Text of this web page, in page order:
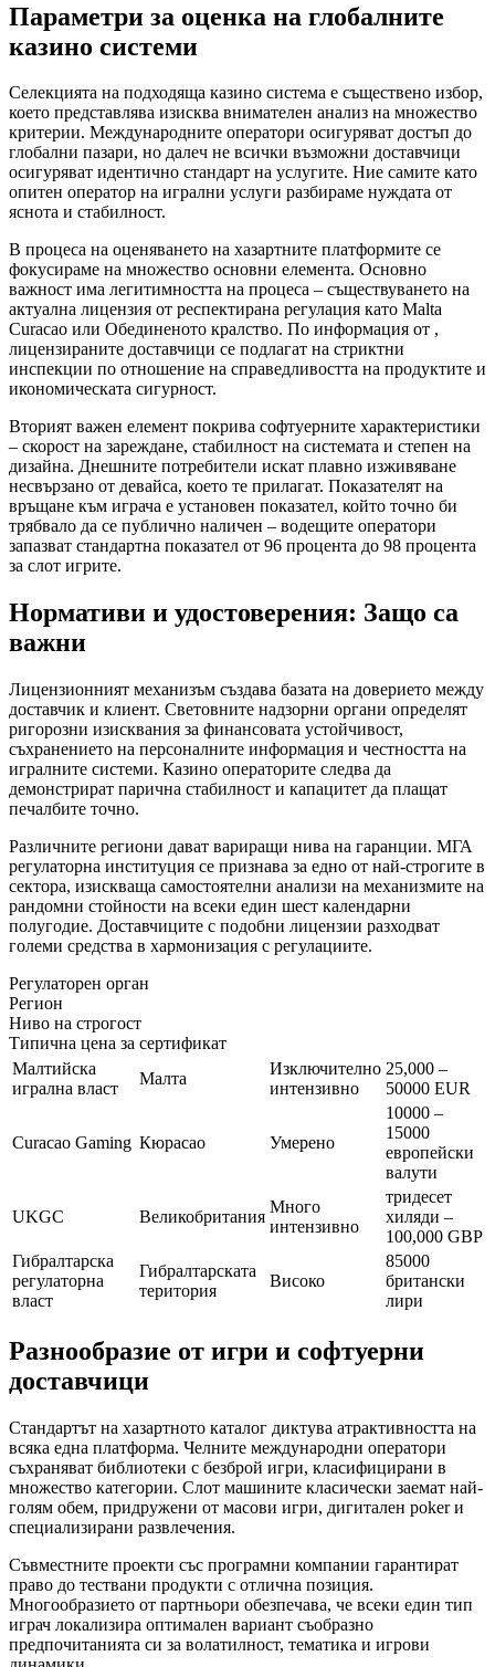
Параметри за оценка на глобалните
казино системи
Селекцията на подходящa казино система е съществено избор,
което представлява изисква внимателен анализ на множество
критерии. Международните оператори осигуряват достъп до
глобални пазари, но далеч не всички възможни доставчици
осигуряват идентично стандарт на услугите. Ние самите като
опитен оператор на игрални услуги разбираме нуждата от
яснота и стабилност.
В процеса на оценяването на хазартните платформите се
фокусираме на множество основни елемента. Основно
важност има легитимността на процеса – съществуването на
актуална лицензия от респектирана регулация като Malta
Curacao или Обединеното кралство. По информация от ,
лицензираните доставчици се подлагат на стриктни
инспекции по отношение на справедливостта на продуктите и
икономическата сигурност.
Вторият важен елемент покрива софтуерните характеристики
– скорост на зареждане, стабилност на системата и степен на
дизайна. Днешните потребители искат плавно изживяване
несвързано от девайса, което те прилагат. Показателят на
връщане към играча е установен показател, който точно би
трябвало да се публично наличен – водещите оператори
запазват стандартна показател от 96 процента до 98 процента
за слот игрите.
Нормативи и удостоверения: Защо са
важни
Лицензионният механизъм създава базата на доверието между
доставчик и клиент. Световните надзорни органи определят
ригорозни изисквания за финансовата устойчивост,
съхранението на персоналните информация и честността на
игралните системи. Казино операторите следва да
демонстрират парична стабилност и капацитет да плащат
печалбите точно.
Различните региони дават вариращи нива на гаранции. МГА
регулаторна институция се признава за едно от най-строгите в
сектора, изискваща самостоятелни анализи на механизмите на
рандомни стойности на всеки един шест календарни
полугодие. Доставчиците с подобни лицензии разходват
големи средства в хармонизация с регулациите.
Регулаторен орган
Регион
Ниво на строгост
Типична цена за сертификат
Малтийска
игрална власт
Малта
Изключително
интензивно
25,000 –
50000 EUR
Curacao Gaming Кюрасао Умерено
10000 –
15000
европейски
валути
UKGC Великобритания
Много
интензивно
тридесет
хиляди –
100,000 GBP
Гибралтарска
регулаторна
власт
Гибралтарската
територия
Високо
85000
британски
лири
Разнообразие от игри и софтуерни
доставчици
Стандартът на хазартното каталог диктува атрактивността на
всяка една платформа. Челните международни оператори
съхраняват библиотеки с безброй игри, класифицирани в
множество категории. Слот машините класически заемат най-
голям обем, придружени от масови игри, дигитален poker и
специализирани развлечения.
Съвместните проекти със програмни компании гарантират
право до тествани продукти с отлична позиция.
Многообразието от партньори обезпечава, че всеки един тип
играч локализира оптимален вариант съобразно
предпочитанията си за волатилност, тематика и игрови